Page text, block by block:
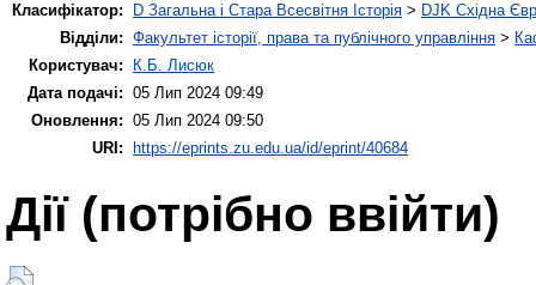
Класифікатор:
D Загальна і Стара Всесвітня Історія > DJK Східна
Відділи: Факультет історії, права та публічного управління >
Користувач:
К.Б. Лисюк
Дата подачі: 05 Лип 2024 09:49
Оновлення: 05 Лип 2024 09:50
URI:
https://eprints.zu.edu.ua/id/eprint/40684
Дії ​​(потрібно ввійти)